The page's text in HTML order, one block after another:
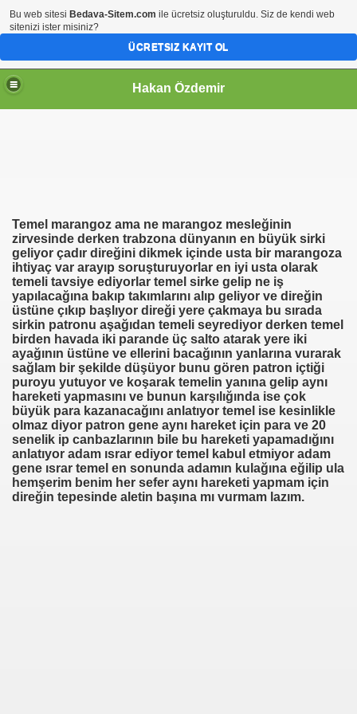
Hakan Özdemir
Temel marangoz ama ne marangoz mesleğinin
zirvesinde derken trabzona dünyanın en büyük sirki
geliyor çadır direğini dikmek içinde usta bir marangoza
ihtiyaç var arayıp soruşturuyorlar en iyi usta olarak
temeli tavsiye ediyorlar temel sirke gelip ne iş
yapılacağına bakıp takımlarını alıp geliyor ve direğin
üstüne çıkıp başlıyor direği yere çakmaya bu sırada
sirkin patronu aşağıdan temeli seyrediyor derken temel
birden havada iki parande üç salto atarak yere iki
ayağının üstüne ve ellerini bacağının yanlarına vurarak
sağlam bir şekilde düşüyor bunu gören patron içtiği
puroyu yutuyor ve koşarak temelin yanına gelip aynı
hareketi yapmasını ve bunun karşılığında ise çok
büyük para kazanacağını anlatıyor temel ise kesinlikle
olmaz diyor patron gene aynı hareket için para ve 20
senelik ip canbazlarının bile bu hareketi yapamadığını
anlatıyor adam ısrar ediyor temel kabul etmiyor adam
gene ısrar temel en sonunda adamın kulağına eğilip ula
hemşerim benim her sefer aynı hareketi yapmam için
direğin tepesinde aletin başına mı vurmam lazım.
Bu web sitesi Bedava-Sitem.com ile ücretsiz oluşturuldu. Siz de kendi web
sitenizi ister misiniz?
ÜCRETSIZ KAYIT OL